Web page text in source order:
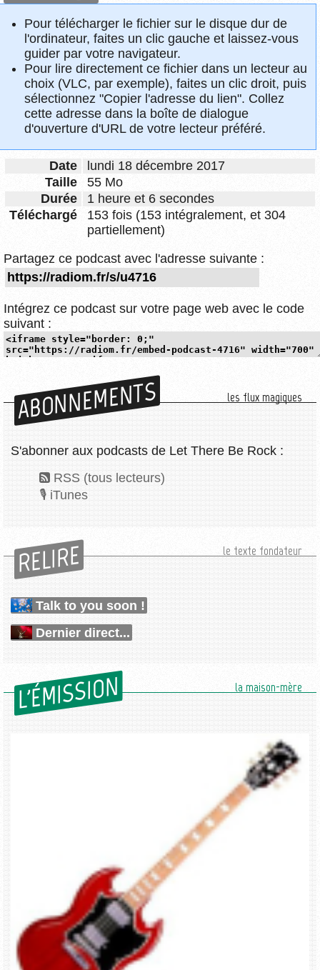
Pour télécharger le fichier sur le disque dur de
l'ordinateur, faites un clic gauche et laissez-vous
guider par votre navigateur.
Pour lire directement ce fichier dans un lecteur au
choix (VLC, par exemple), faites un clic droit, puis
sélectionnez "Copier l'adresse du lien". Collez
cette adresse dans la boîte de dialogue
d'ouverture d'URL de votre lecteur préféré.
Date
lundi 18 décembre 2017
Taille
55 Mo
Durée
1 heure et 6 secondes
Téléchargé
153 fois (153 intégralement, et 304
partiellement)
Partagez ce podcast avec l'adresse suivante :
Intégrez ce podcast sur votre page web avec le code
suivant :
ABONNEMENTS les flux magiques
S'abonner aux podcasts de Let There Be Rock :
RSS (tous lecteurs)
iTunes
RELIRE le texte fondateur
Talk to you soon !
Dernier direct...
L'ÉMISSION la maison-mère